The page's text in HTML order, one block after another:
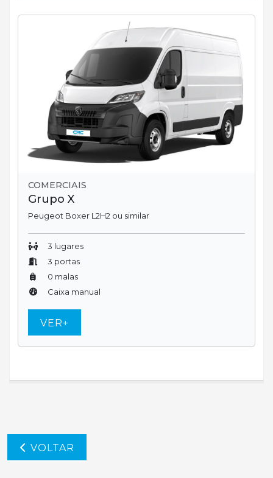
COMERCIAIS
Grupo X
Peugeot Boxer L2H2 ou similar
3 lugares
3 portas
0 malas
Caixa manual
VER+
VOLTAR